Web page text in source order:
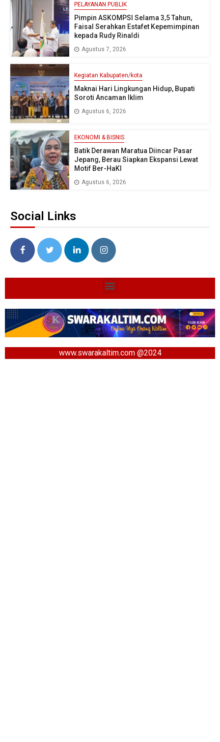
PELAYANAN PUBLIK
Pimpin ASKOMPSI Selama 3,5 Tahun,
Faisal Serahkan Estafet Kepemimpinan
kepada Rudy Rinaldi
Agustus 7, 2026
Kegiatan Kabupaten/kota
Maknai Hari Lingkungan Hidup, Bupati
Soroti Ancaman Iklim
Agustus 6, 2026
EKONOMI & BISNIS
Batik Derawan Maratua Diincar Pasar
Jepang, Berau Siapkan Ekspansi Lewat
Motif Ber-HaKI
Agustus 6, 2026
Social Links
www.swarakaltim.com @2024